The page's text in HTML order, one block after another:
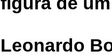
Leonardo